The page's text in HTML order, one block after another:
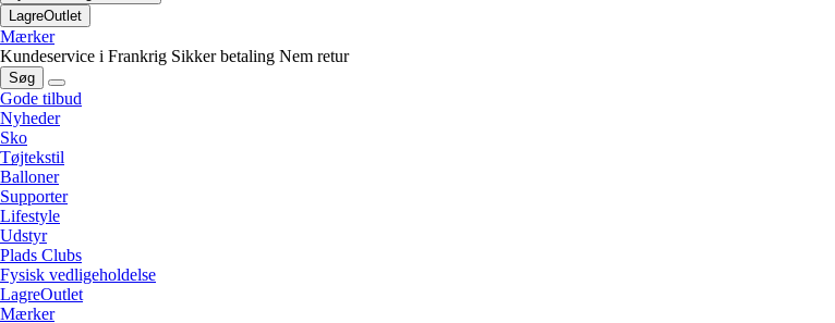
LagreOutlet
Mærker
Kundeservice i Frankrig Sikker betaling Nem retur
Søg
Gode tilbud
Nyheder
Sko
Tøjtekstil
Balloner
Supporter
Lifestyle
Udstyr
Plads Clubs
Fysisk vedligeholdelse
LagreOutlet
Mærker